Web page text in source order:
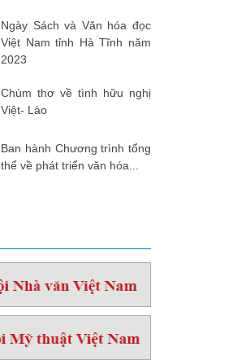
Ngày Sách và Văn hóa đọc
Việt Nam tỉnh Hà Tĩnh năm
2023
Chùm thơ về tình hữu nghị
Việt- Lào
Ban hành Chương trình tổng
thể về phát triển văn hóa...